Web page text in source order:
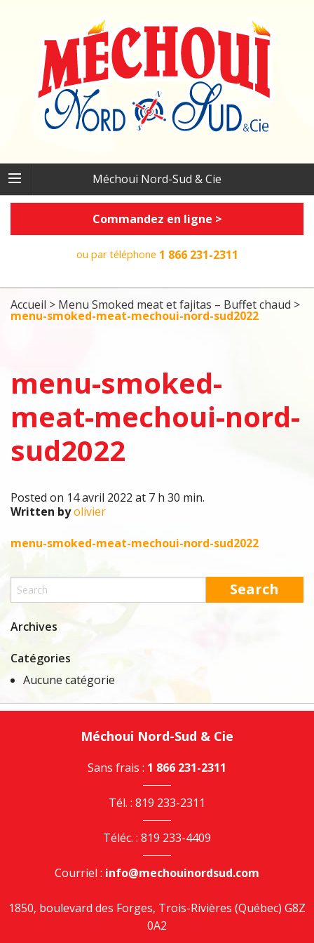
Méchoui Nord-Sud & Cie
Commandez en ligne >
ou par téléphone 1 866 231-2311
Accueil > Menu Smoked meat et fajitas – Buffet chaud >
menu-smoked-meat-mechoui-nord-sud2022
menu-smoked-
meat-mechoui-nord-
sud2022
Posted on 14 avril 2022 at 7 h 30 min.
Written byolivier
menu-smoked-meat-mechoui-nord-sud2022
Archives
Catégories
Aucune catégorie
Méchoui Nord-Sud & Cie
Sans frais : 1 866 231-2311
Tél. : 819 233-2311
Téléc. : 819 233-4409
Courriel : info@mechouinordsud.com
1850, boulevard des Forges, Trois-Rivières (Québec) G8Z
0A2